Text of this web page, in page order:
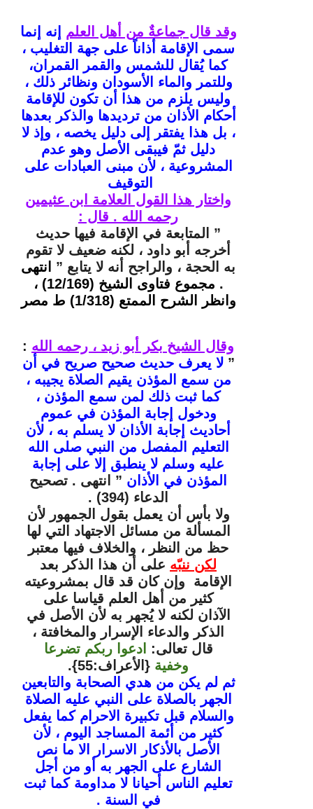
وقد قال جماعةٌ من أهل العلم إنه إنما
سمى الإقامة أذاناً على جهة التغليب ،
كما يُقال للشمس والقمر القمران،
وللتمر والماء الأسودان ونظائر ذلك ،
وليس يلزم من هذا أن تكون للإقامة
أحكام الأذان من ترديدها والذكر بعدها
، بل هذا يفتقر إلى دليل يخصه ، وإذ لا
دليل ثمّ فيبقى الأصل وهو عدم
المشروعية ، لأن مبنى العبادات على
التوقيف
واختار هذا القول العلامة ابن عثيمين
رحمه الله . قال :
” المتابعة في الإقامة فيها حديث
أخرجه أبو داود ، لكنه ضعيف لا تقوم
به الحجة ، والراجح أنه لا يتابع ”
انتهى
. مجموع فتاوى الشيخ (12/169) ،
وانظر الشرح الممتع (1/318) ط مصر
وقال الشيخ بكر أبو زيد ، رحمه الله :
”لا يعرف حديث صحيح صريح في أن
من سمع المؤذن يقيم الصلاة يجيبه ،
كما ثبت ذلك لمن سمع المؤذن ،
ودخول إجابة المؤذن في عموم
أحاديث إجابة الأذان لا يسلم به ، لأن
التعليم المفصل من النبي صلى الله
عليه وسلم لا ينطبق إلا على إجابة
المؤذن في الأذان ” انتهى . تصحيح
الدعاء (394) .
ولا بأس أن يعمل بقول الجمهور لأن
المسألة من مسائل الاجتهاد التي لها
حظ من النظر ، والخلاف فيها معتبر
لكن ننبّه على أن هذا الذكر بعد
الإقامة وإن كان قد قال بمشروعيته
كثير من أهل العلم قياسا على
الآذان لكنه لا يُجهر به لأن الأصل في
الذكر والدعاء الإسرار والمخافتة ،
قال تعالى:
ادعوا ربكم تضرعا
وخفية {الأعراف:55}.
ثم لم يكن من هدي الصحابة والتابعين
الجهر بالصلاة على النبي عليه الصلاة
والسلام قبل تكبيرة الاحرام كما يفعل
كثير من أئمة المساجد اليوم ، لأن
الأصل بالأذكار الاسرار الا ما نص
الشارع على الجهر به أو من أجل
تعليم الناس أحيانا لا مداومة كما ثبت
في السنة .